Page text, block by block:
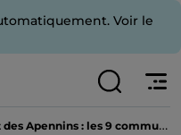
Voir le
: les 9 communes des Hautes Marches